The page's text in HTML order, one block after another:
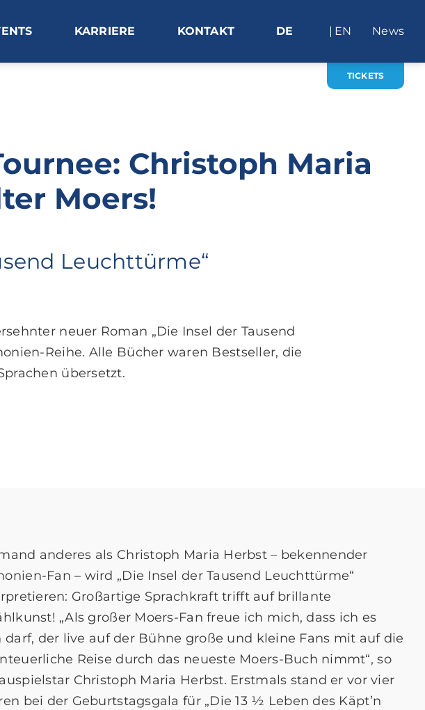
KARRIERE KONTAKT News
DE EN
TICKETS
Christoph Maria
Moers!
Leuchttürme“
neuer Roman „Die Insel der Tausend
Reihe. Alle Bücher waren Bestseller, die
übersetzt.
anderes als Christoph Maria Herbst – bekennender
Fan – wird „Die Insel der Tausend Leuchttürme“
Großartige Sprachkraft trifft auf brillante
„Als großer Moers-Fan freue ich mich, dass ich es
darf, der live auf der Bühne große und kleine Fans mit auf die
Reise durch das neueste Moers-Buch nimmt“, so
Christoph Maria Herbst. Erstmals stand er vor vier
bei der Geburtstagsgala für „Die 13 ½ Leben des Käpt’n